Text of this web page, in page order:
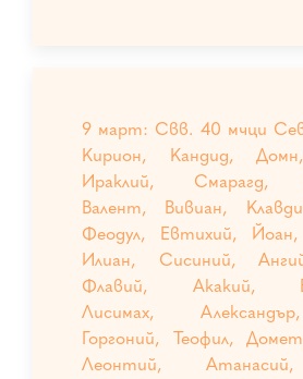
9 март: Свв. 40 мчци
Кирион, Кандид,
Ираклий, Смарагд,
Валент, Вивиан,
Феодул, Евтихий,
Илиан, Сисиний,
Флавий, Акакий,
Лисимах,
Горгоний, Теофил,
Леонтий,